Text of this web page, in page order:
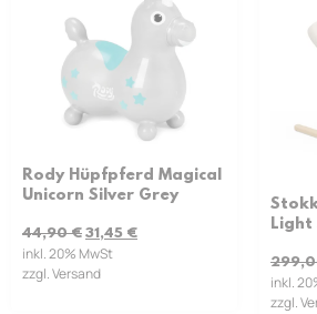
Rody Hüpfpferd Magical
Unicorn Silver Grey
44,90€ 31,45 €
inkl. 20% MwSt
zzgl. Versand
Light
inkl.
zzgl.